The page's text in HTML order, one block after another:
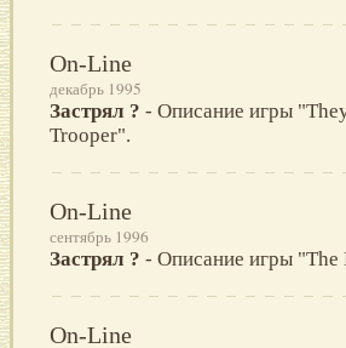
On-Line
декабрь 1995
Застрял ? - Описание игры
Trooper".
On-Line
сентябрь 1996
Застрял ? - Описание игры
On-Line